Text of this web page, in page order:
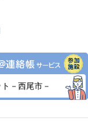
－西尾市－